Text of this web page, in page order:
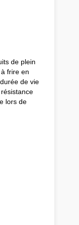
de plein
frire en
de vie
lors de